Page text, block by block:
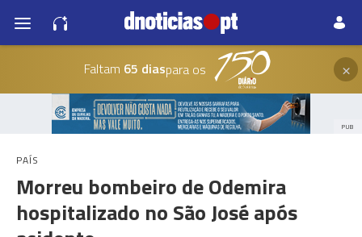
Faltam 65 diaspara os ×
PUB
PAÍS
Morreu bombeiro de Odemira
hospitalizado no São José após